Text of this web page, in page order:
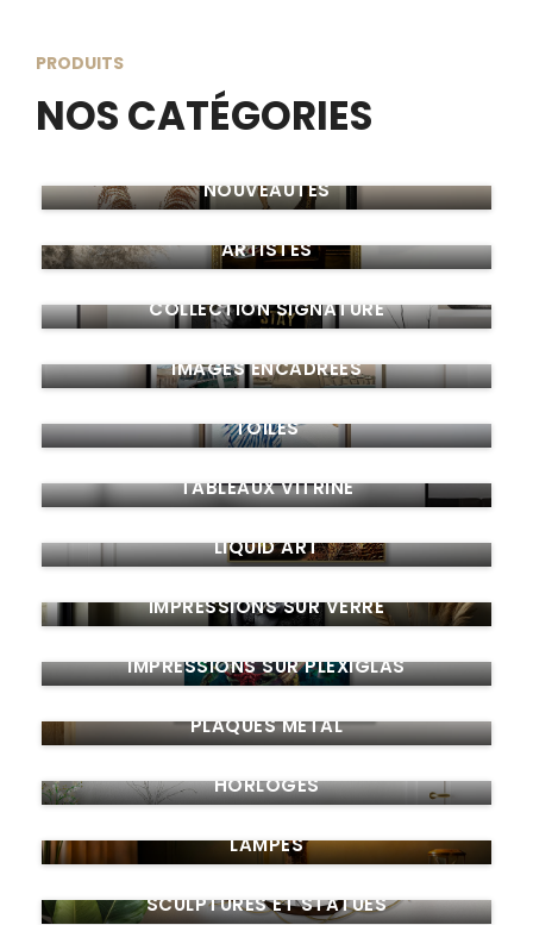
PRODUITS
NOS CATÉGORIES
NOUVEAUTÉS
ARTISTES
COLLECTION SIGNATURE
IMAGES ENCADRÉES
TOILES
TABLEAUX VITRINE
LIQUID ART
IMPRESSIONS SUR VERRE
IMPRESSIONS SUR PLEXIGLAS
PLAQUES MÉTAL
HORLOGES
LAMPES
SCULPTURES ET STATUES